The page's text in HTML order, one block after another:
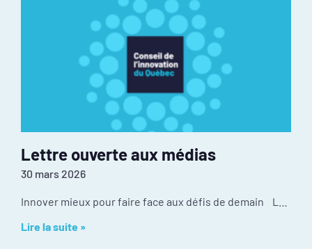
Lettre ouverte aux médias
30 mars 2026
Lire la suite »